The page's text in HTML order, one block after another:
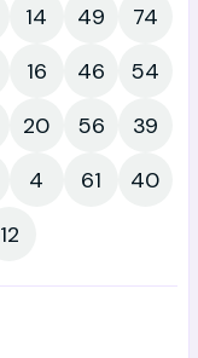
14 49
74
16 46
54
20 56
39
4 61
40
12